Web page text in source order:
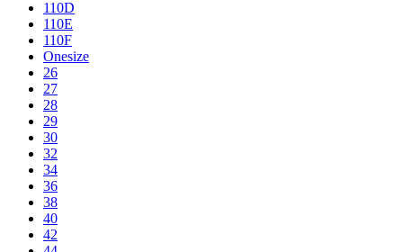
110D
110E
110F
Onesize
26
27
28
29
30
32
34
36
38
40
42